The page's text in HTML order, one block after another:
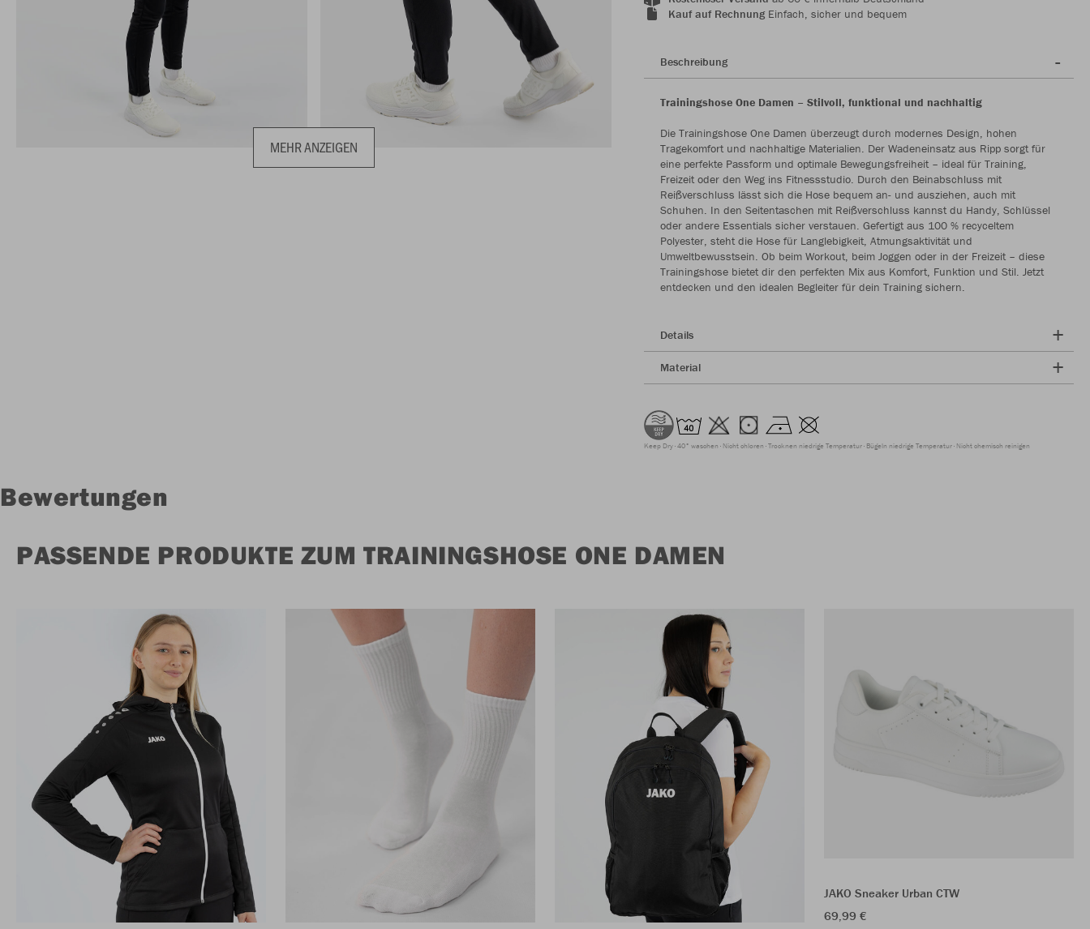
MEHR ANZEIGEN
Kauf auf RechnungEinfach, sicher und bequem
Beschreibung
Trainingshose One Damen – Stilvoll, funktional und nachhaltig
Die Trainingshose One Damen überzeugt durch modernes Design, hohen
Tragekomfort und nachhaltige Materialien. Der Wadeneinsatz aus Ripp sorgt für
eine perfekte Passform und optimale Bewegungsfreiheit – ideal für Training,
Freizeit oder den Weg ins Fitnessstudio. Durch den Beinabschluss mit
Reißverschluss lässt sich die Hose bequem an- und ausziehen, auch mit
Schuhen. In den Seitentaschen mit Reißverschluss kannst du Handy, Schlüssel
oder andere Essentials sicher verstauen. Gefertigt aus 100 % recyceltem
Polyester, steht die Hose für Langlebigkeit, Atmungsaktivität und
Umweltbewusstsein. Ob beim Workout, beim Joggen oder in der Freizeit – diese
Trainingshose bietet dir den perfekten Mix aus Komfort, Funktion und Stil. Jetzt
entdecken und den idealen Begleiter für dein Training sichern.
Details
Material
Keep Dry 40° waschen Nicht chloren Trocknen niedrige Temperatur Bügeln niedrige Temperatur Nicht chemisch reinigen
Bewertungen
PASSENDE PRODUKTE ZUM TRAININGSHOSE ONE DAMEN
JAKO Sneaker Urban CTW
69,99 €